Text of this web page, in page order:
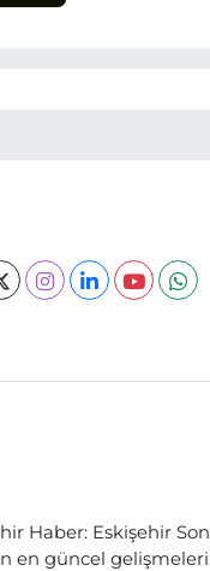
Haber: Eskişehir
en güncel